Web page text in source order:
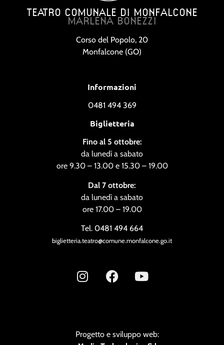
TEATRO COMUNALE DI MONFALCONE
MARLENA BONEZZI
Corso del Popolo, 20
Monfalcone (GO)
Informazioni
0481 494 369
Biglietteria
Fino al 5 ottobre:
da lunedì a sabato
ore 9.30 – 13.00 e 15.30 – 19.00
Dal 7 ottobre:
da lunedì a sabato
ore 17.00 – 19.00
Tel. 0481 494 664
biglietteria.teatro@comune.monfalcone.go.it
Progetto e sviluppo web: